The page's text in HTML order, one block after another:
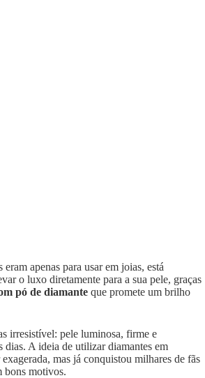
eram apenas para usar em joias, está
o luxo diretamente para a sua pele, graças
pó de diamante que promete um brilho
irresistível: pele luminosa, firme e
dias. A ideia de utilizar diamantes em
mas já conquistou milhares de fãs
bons motivos.